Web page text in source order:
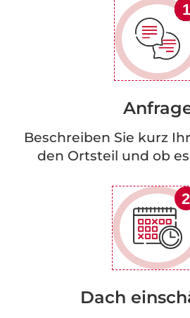
1
1
1
1
Beschreiben Sie kurz
den Ortsteil und ob
2
Dach